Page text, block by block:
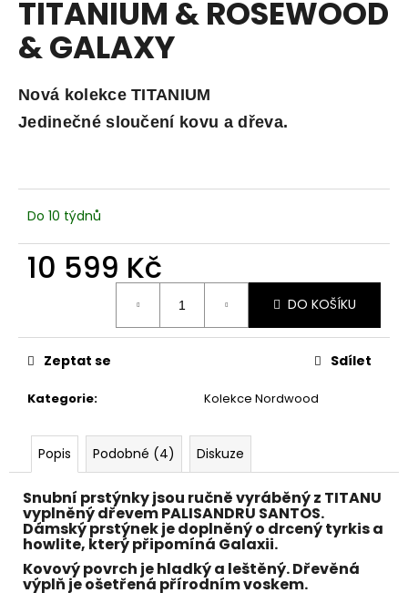
TITANIUM & ROSEWOOD
& GALAXY
Nová kolekce TITANIUM
Jedinečné sloučení kovu a dřeva.
Do 10 týdnů
10 599 Kč
DO KOŠÍKU
Kategorie: Kolekce Nordwood
Zeptat se Sdílet
Popis Podobné (4) Diskuze
Snubní prstýnky jsou ručně vyráběný z TITANU
vyplněný dřevemPALISANDRU SANTOS.
Dámský prstýnek je doplněný o drcený tyrkis a
howlite, který připomíná Galaxii.
Kovový povrch je hladký a leštěný. Dřevěná
výplň je ošetřená přírodním voskem.
a
j
t
?
p
o
u
č
e
m
e